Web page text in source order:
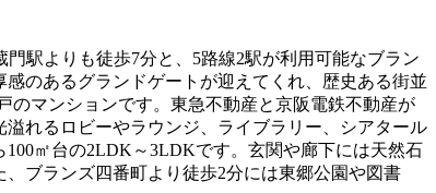
駅よりも徒歩7分と、5路線2駅が利用可能なブラン
のあるグランドゲートが迎えてくれ、歴史ある街並
のマンションです。東急不動産と京阪電鉄不動産が
れるロビーやラウンジ、ライブラリー、シアタール
㎡台の2LDK～3LDKです。玄関や廊下には天然石
ブランズ四番町より徒歩2分には東郷公園や図書